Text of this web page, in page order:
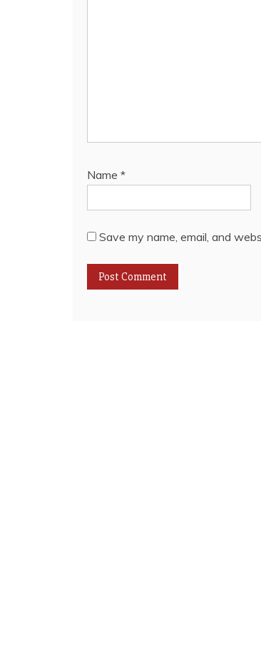
Name *
Save my name, email, and